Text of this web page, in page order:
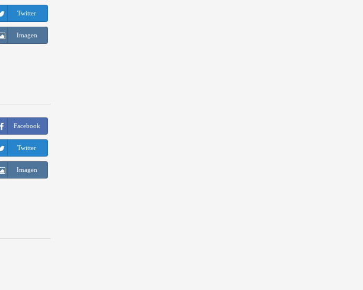
Twitter
Imagen
Facebook
Twitter
Imagen